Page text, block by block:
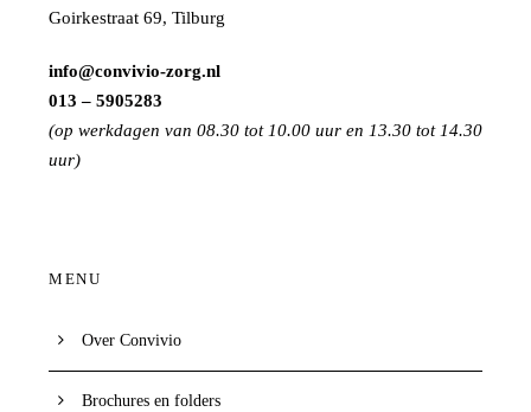
Goirkestraat 69, Tilburg
info@convivio-zorg.nl
013 – 5905283
(op werkdagen van 08.30 tot 10.00 uur en 13.30 tot 14.30
uur)
MENU
Over Convivio
Brochures en folders